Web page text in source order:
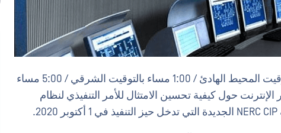
انضم إلينا 4 أغسطس @ 10:00 صباحا بتوقيت المحيط الهادئ / 1:00 مساء بالتوقيت الشرقي / 5:00 مساء
حول كيفية تحسين الامتثال للأمر التنفيذي لنظام